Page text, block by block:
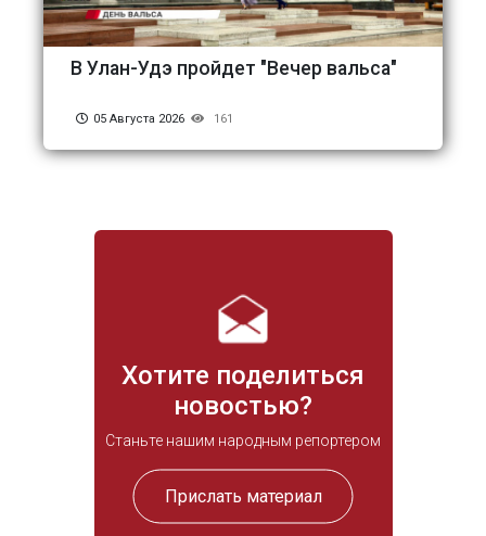
Хотите поделиться
новостью?
Станьте нашим народным репортером
Прислать материал
В Улан-Удэ пройдет "Вечер вальса"
05 Августа 2026 161